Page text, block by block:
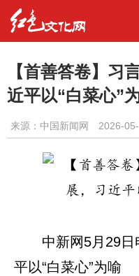
【首善答卷】习
近平以“白菜心”
来源：中国新闻网 2026-
中新网5月29
平以“白菜心”为喻